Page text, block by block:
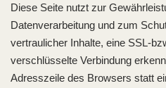
Diese Seite nutzt zur
Datenverarbeitung und zum
vertraulicher Inhalte, eine SSL-
verschlüsselte Verbindung
Adresszeile des Browsers statt